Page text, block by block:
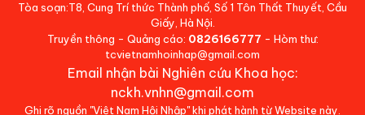
Tòa soạn:T8, Cung Trí thức Thành phố, Số 1 Tôn Thất Thuyết, Cầu
Giấy, Hà Nội.
Truyền thông - Quảng cáo: 0826166777 - Hòm thư:
tcvietnamhoinhap@gmail.com
Email nhận bài Nghiên cứu Khoa học:
nckh.vnhn@gmail.com
Ghi rõ nguồn "Việt Nam Hội Nhập" khi phát hành từ Website này.